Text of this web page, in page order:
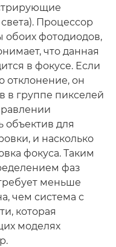
Процессор
обоих фотодиодов,
что данная
в фокусе. Если
отклонение, он
в группе пикселей
объектив для
и насколько
фокуса. Таким
фаз
меньше
чем система с
которая
моделях